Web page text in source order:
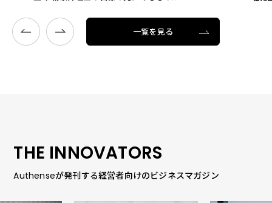
一覧を見る
THE INNOVATORS
Authenseが発刊する経営者向けのビジネスマガジン